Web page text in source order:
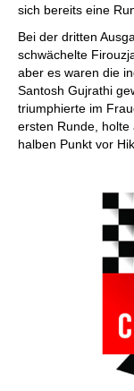
sich bereits eine
Bei der dritten
schwächelte
aber es waren die
Santosh Gujrathi
triumphierte im
ersten Runde, holte
halben Punkt vor